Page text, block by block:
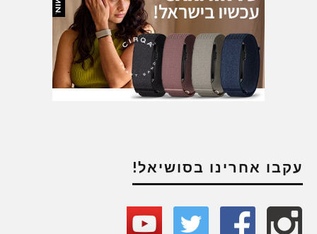
עקבו אחרינו בסושיאל!